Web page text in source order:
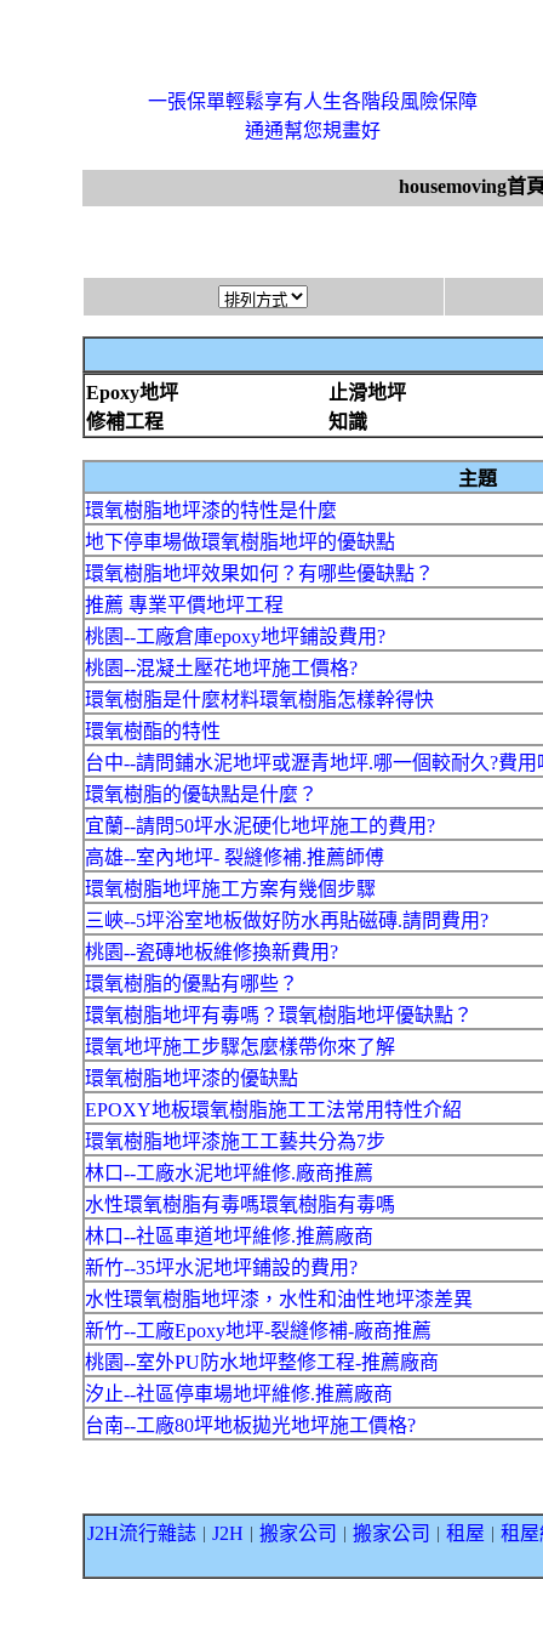
一張保單輕鬆享有人生各階段風險保障
通通幫您規畫好
housemoving首
Epoxy地坪
止滑地坪
修補工程
知識
主題
環氧樹脂地坪漆的特性是什麼
地下停車場做環氧樹脂地坪的優缺點
環氧樹脂地坪效果如何？有哪些優缺點？
推薦 專業平價地坪工程
桃園--工廠倉庫epoxy地坪鋪設費用?
桃園--混凝土壓花地坪施工價格?
環氧樹脂是什麼材料環氧樹脂怎樣幹得快
環氧樹酯的特性
台中--請問鋪水泥地坪或瀝青地坪.哪一個較耐久?費用
環氧樹脂的優缺點是什麼？
宜蘭--請問50坪水泥硬化地坪施工的費用?
高雄--室內地坪- 裂縫修補.推薦師傅
環氧樹脂地坪施工方案有幾個步驟
三峽--5坪浴室地板做好防水再貼磁磚.請問費用?
桃園--瓷磚地板維修換新費用?
環氧樹脂的優點有哪些？
環氧樹脂地坪有毒嗎？環氧樹脂地坪優缺點？
環氧地坪施工步驟怎麼樣帶你來了解
環氧樹脂地坪漆的優缺點
EPOXY地板環氧樹脂施工工法常用特性介紹
環氧樹脂地坪漆施工工藝共分為7步
林口--工廠水泥地坪維修.廠商推薦
水性環氧樹脂有毒嗎環氧樹脂有毒嗎
林口--社區車道地坪維修.推薦廠商
新竹--35坪水泥地坪鋪設的費用?
水性環氧樹脂地坪漆，水性和油性地坪漆差異
新竹--工廠Epoxy地坪-裂縫修補-廠商推薦
桃園--室外PU防水地坪整修工程-推薦廠商
汐止--社區停車場地坪維修.推薦廠商
台南--工廠80坪地板拋光地坪施工價格?
J2H流行雜誌｜ J2H 搬家公司 搬家公司 租屋 租屋